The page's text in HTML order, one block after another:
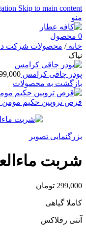
Skip to main content
منو
0 محصول
خانه/ محصولات شرکت
نیاک
پودر چاقی کرامس
بازگشت به محصولات
قرص تروپین حکیم مومن
بزرگنمایی تصویر
شربت
299,000 تومان
کاملا گیاهی
آنتی رفلاکس